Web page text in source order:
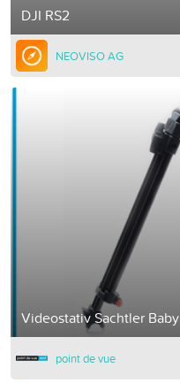
DJI RS2
NEOVISO AG
Videostativ Sachtler Baby
point de vue